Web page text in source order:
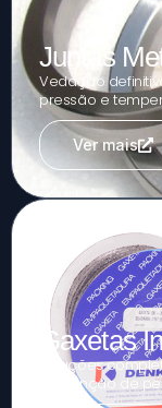
Juntas
Vedação
pressão e
Ver mais
Gaxetas
Soluções
prevenção de